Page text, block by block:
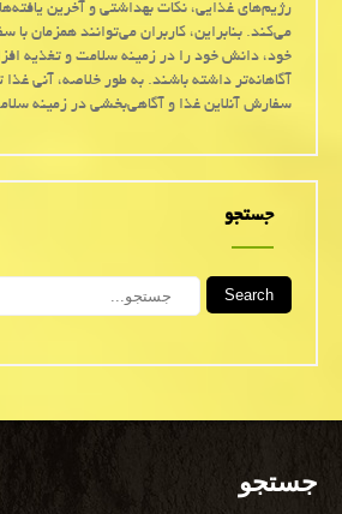
رژیم‌های غذایی، نکات بهداشتی و آخرین
می‌کند. بنابراین، کاربران می‌توانند همزمان با
خود، دانش خود را در زمینه سلامت و تغذیه
آگاهانه‌تر داشته باشند. به طور خلاصه، آنی غذا
سفارش آنلاین غذا و آگاهی‌بخشی در زمینه
جستجو
Search
جستجو